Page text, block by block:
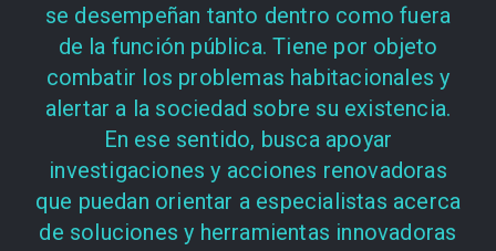
se desempeñan tanto dentro como fuera
de la función pública. Tiene por objeto
combatir los problemas habitacionales y
alertar a la sociedad sobre su existencia.
En ese sentido, busca apoyar
investigaciones y acciones renovadoras
que puedan orientar a especialistas acerca
de soluciones y herramientas innovadoras